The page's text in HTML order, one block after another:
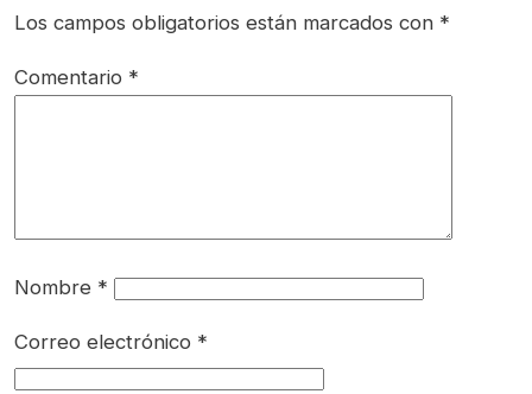
Los campos obligatorios están marcados con *
Comentario *
Nombre *
Correo electrónico *